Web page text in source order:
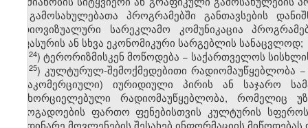
ამ გამოსახულებათა პროგრამებში განთავსების
აუდიოვიზუალური სარეკლამო კომუნიკაცია
საფასურის ან სხვა ეკონომიკური სარგებლის სანაცვლოდ;
24) ტერორიზმისკენ მოწოდება − საქართველოს
25) კულტურულ-შემოქმედებითი რადიომაუწყებლობა
(არაკომერციული) იურიდიული პირის ან საჯარო
განხორციელებული რადიომაუწყებლობა, რომელიც
საზოგადოების ფართო ფენებისთვის კულტურის
მიმდინარე მოვლენების შესახებ ინფორმაციის